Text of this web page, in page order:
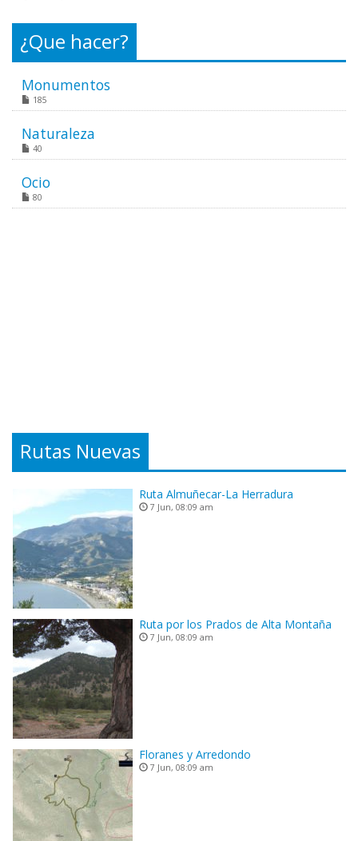
¿Que hacer?
Monumentos
185
Naturaleza
40
Ocio
80
Rutas Nuevas
Ruta Almuñecar-La Herradura
7 Jun, 08:09 am
Ruta por los Prados de Alta Montaña
7 Jun, 08:09 am
Floranes y Arredondo
7 Jun, 08:09 am